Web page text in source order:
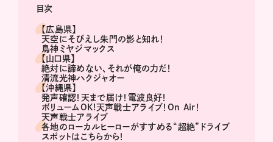
目次
【広島県】
天空にそびえし朱門の影と知れ！
鳥神ミヤジマックス
【山口県】
絶対に諦めない、それが俺の力だ！
清流光神ハクジャオー
【沖縄県】
発声確認！天まで届け！電波良好！
ボリュームOK!天声戦士アライブ！On Air！
天声戦士アライブ
各地のローカルヒーローがすすめる“超絶”ドライブ
スポットはこちらから！